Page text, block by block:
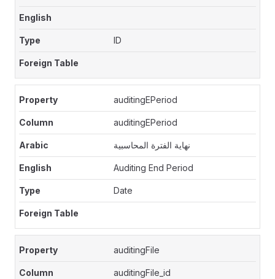
ID
auditingEPeriod
auditingEPeriod
نهاية الفترة المحاسبية
Auditing End Period
Date
auditingFile
auditingFile_id